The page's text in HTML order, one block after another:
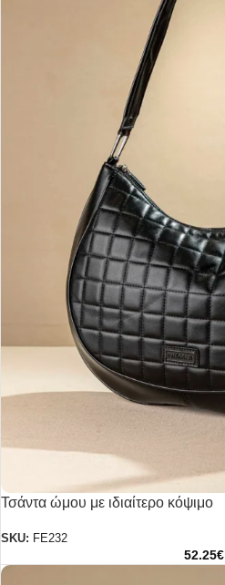
Τσάντα ώμου με ιδιαίτερο κόψιμο
SKU: FE232
52.25€